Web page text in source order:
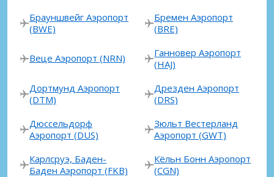
Брауншвейг Аэропорт
(BWE)
Бремен Аэропорт
(BRE)
Веце Аэропорт (NRN)
Ганновер Аэропорт
(HAJ)
Дортмунд Аэропорт
(DTM)
Дрезден Аэропорт
(DRS)
Дюссельдорф
Аэропорт (DUS)
Зюльт Вестерланд
Аэропорт (GWT)
Карлсруэ, Баден-
Баден Аэропорт (FKB)
Кёльн Бонн Аэропорт
(CGN)